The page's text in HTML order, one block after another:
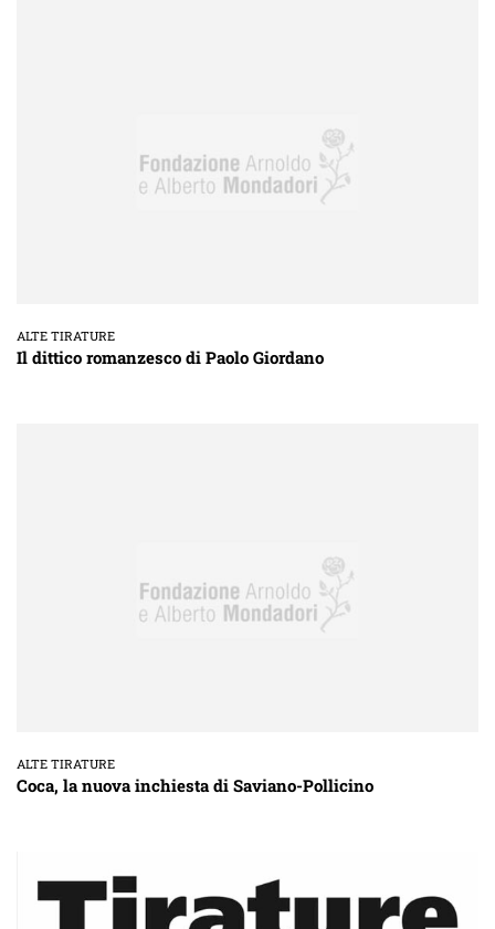
ALTE TIRATURE
Il dittico romanzesco di Paolo Giordano
ALTE TIRATURE
Coca, la nuova inchiesta di Saviano-Pollicino